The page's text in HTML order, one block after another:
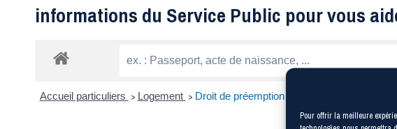
Pour offrir la meilleure
informations du Service Public pour vous
Accueil particuliers > Logement > Droit de préemption urbain (DPU)